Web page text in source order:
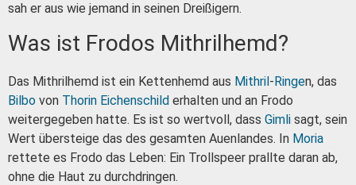
sah er aus wie jemand in seinen Dreißigern.
Was ist Frodos Mithrilhemd?
Das Mithrilhemd ist ein Kettenhemd aus Mithril-Ringen, das
Bilbo von Thorin Eichenschild erhalten und an Frodo
weitergegeben hatte. Es ist so wertvoll, dass Gimli sagt, sein
Wert übersteige das des gesamten Auenlandes. In Moria
rettete es Frodo das Leben: Ein Trollspeer prallte daran ab,
ohne die Haut zu durchdringen.